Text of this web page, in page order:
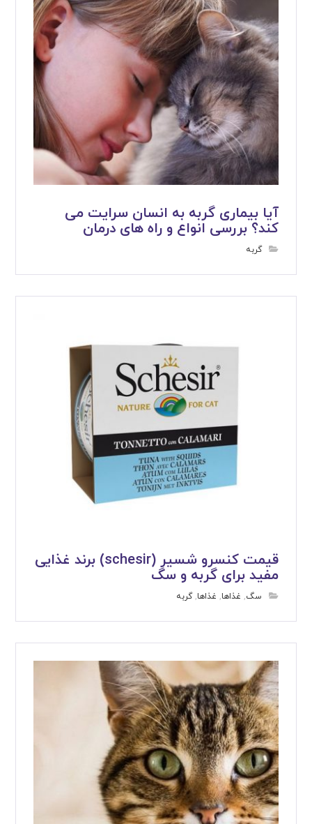
آیا بیماری گربه به انسان سرایت می
کند؟ بررسی انواع و راه های درمان
گربه
قیمت کنسرو شسیر (schesir) برند غذایی
مفید برای گربه و سگ
سگ, غذاها, غذاها,گربه